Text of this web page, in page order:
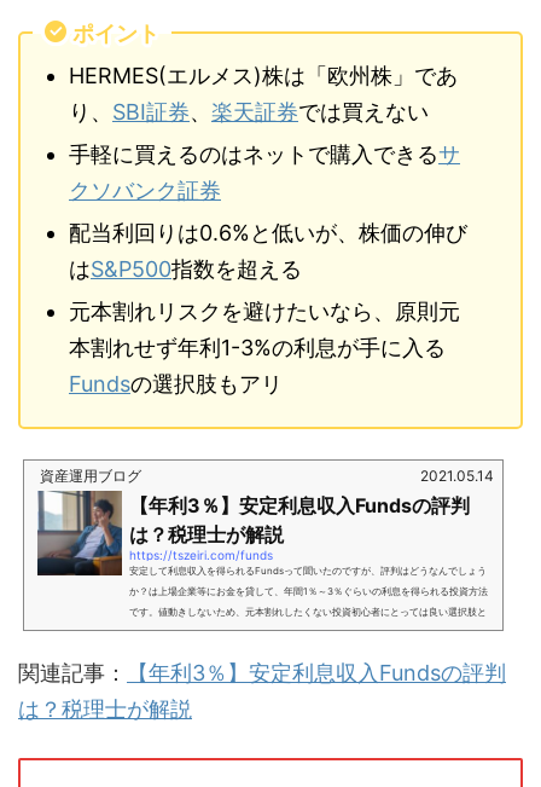
ポイント
HERMES(エルメス)株は「欧州株」であ
り、 SBI証券、 楽天証券では買えない
手軽に買えるのはネットで購入できるサ
クソバンク証券
配当利回りは0.6%と低いが、株価の伸び
はS&P500指数を超える
元本割れリスクを避けたいなら、原則元
本割れせず年利1-3%の利息が手に入る
Fundsの選択肢もアリ
資産運用ブログ 2021.05.14
【年利3％】安定利息収入Fundsの評判
は？税理士が解説
https://tszeiri.com/funds
安定して利息収入を得られるFundsって聞いたのですが、評判はどうなんでしょう
か？は上場企業等にお金を貸して、年間1％～3％ぐらいの利息を得られる投資方法
です。値動きしないため、元本割れしたくない投資初心者にとっては良い選択肢と
なるでしょう。この記事では、安定した利息収入を得られると評判のについて、投
すので参考にしてみてください。 の利回りは年1%～3%程度(ものによっては6%)の
関連記事：
【年利3％】安定利息収入Fundsの評判
は？税理士が解説